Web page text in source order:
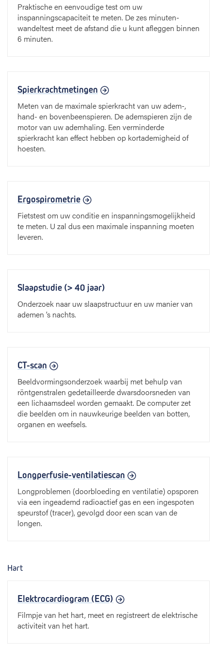
Praktische en eenvoudige test om uw
inspanningscapaciteit te meten. De zes minuten-
wandeltest meet de afstand die u kunt afleggen binnen
6 minuten.
Spierkrachtmetingen
Meten van de maximale spierkracht van uw adem-,
hand- en bovenbeenspieren. De ademspieren zijn de
motor van uw ademhaling. Een verminderde
spierkracht kan effect hebben op kortademigheid of
hoesten.
Ergospirometrie
Fietstest om uw conditie en inspanningsmogelijkheid
te meten. U zal dus een maximale inspanning moeten
leveren.
Slaapstudie (> 40 jaar)
Onderzoek naar uw slaapstructuur en uw manier van
ademen ’s nachts.
CT-scan
Beeldvormingsonderzoek waarbij met behulp van
röntgenstralen gedetailleerde dwarsdoorsneden van
een lichaamsdeel worden gemaakt. De computer zet
die beelden om in nauwkeurige beelden van botten,
organen en weefsels.
Longperfusie-ventilatiescan
Longproblemen (doorbloeding en ventilatie) opsporen
via een ingeademd radioactief gas en een ingespoten
speurstof (tracer), gevolgd door een scan van de
longen.
Hart
Elektrocardiogram (ECG)
Filmpje van het hart, meet en registreert de elektrische
activiteit van het hart.